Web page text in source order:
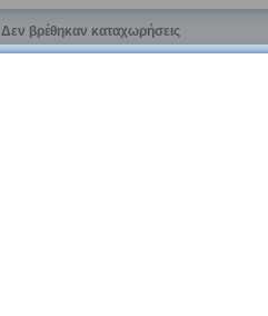
Δεν βρέθηκαν καταχωρήσεις